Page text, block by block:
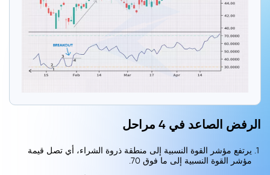
الرفض الصاعد في 4 مراحل
يرتفع مؤشر القوة النسبية إلى منطقة ذروة الشراء، أي تصل قيمة
مؤشر القوة النسبية إلى ما فوق 70.